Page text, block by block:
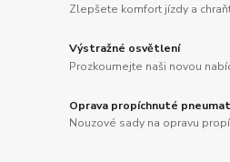
Zlepšete komfort jízdy a
Výstražné osvětlení
Prozkoumejte naši novou
Oprava propíchnuté
Nouzové sady na opravu